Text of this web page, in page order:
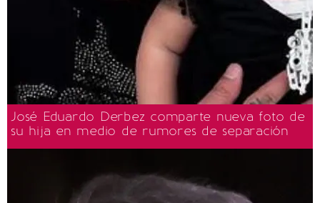
José Eduardo Derbez comparte nueva foto de
su hija en medio de rumores de separación